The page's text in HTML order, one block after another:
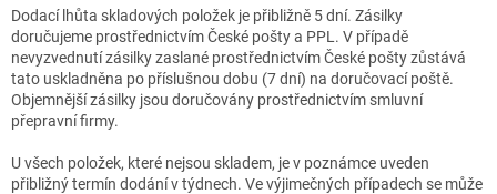
Dodací lhůta skladových položek je přibližně 5 dní. Zásilky
doručujeme prostřednictvím České pošty a PPL. V případě
nevyzvednutí zásilky zaslané prostřednictvím České pošty zůstává
tato uskladněna po příslušnou dobu (7 dní) na doručovací poště.
Objemnější zásilky jsou doručovány prostřednictvím smluvní
přepravní firmy.
U všech položek, které nejsou skladem, je v poznámce uveden
přibližný termín dodání v týdnech. Ve výjimečných případech se může